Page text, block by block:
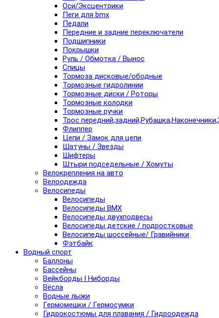
Оси/Эксцентрики
Пеги для bmx
Педали
Передние и задние переключатели
Подшипники
Покрышки
Руль / Обмотка / Вынос
Спицы
Тормоза дисковые/ободные
Тормозные гидролинии
Тормозные диски / Роторы
Тормозные колодки
Тормозные ручки
Трос
Флиппер
Цепи / Замок для цепи
Шатуны / Звезды
Шифтеры
Штыри подседельные / Хомуты
Велокрепления на авто
Велоодежда
Велосипеды
Велосипеды
Велосипеды BMX
Велосипеды двухподвесы
Велосипеды детские / подростковые
Велосипеды шоссейные/ Гравийники
Фэтбайк
Водный спорт
Баллоны
Бассейны
Вейкборды I Ниборды
Вёсла
Водные лыжи
Гермомешки / Гермосумки
Гидрокостюмы для плавания / Гидроодежда